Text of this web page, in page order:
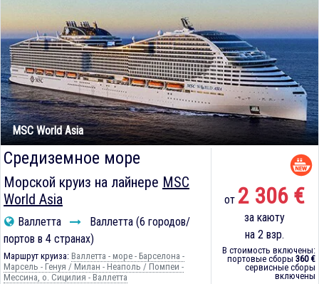
MSC World Asia
Средиземное море
Морской круиз на лайнере MSC
World Asia
Валлетта
Валлетта (6 городов/
портов в 4 странах)
Маршрут круиза: Валлетта - море - Барселона -
Марсель - Генуя / Милан - Неаполь / Помпеи -
Мессина, о. Сицилия - Валлетта
от 2 306 €
за каюту
на 2 взр.
В стоимость включены:
портовые сборы 360 €
сервисные сборы
включены